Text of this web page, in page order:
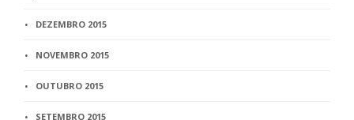
DEZEMBRO 2015
NOVEMBRO 2015
OUTUBRO 2015
SETEMBRO 2015